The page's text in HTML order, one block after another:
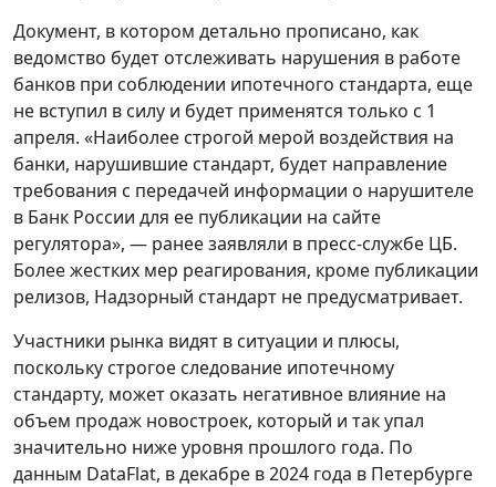
Документ, в котором детально прописано, как
ведомство будет отслеживать нарушения в работе
банков при соблюдении ипотечного стандарта, еще
не вступил в силу и будет применятся только с 1
апреля. «Наиболее строгой мерой воздействия на
банки, нарушившие стандарт, будет направление
требования с передачей информации о нарушителе
в Банк России для ее публикации на сайте
регулятора», — ранее заявляли в пресс-службе ЦБ.
Более жестких мер реагирования, кроме публикации
релизов, Надзорный стандарт не предусматривает.
Участники рынка видят в ситуации и плюсы,
поскольку строгое следование ипотечному
стандарту, может оказать негативное влияние на
объем продаж новостроек, который и так упал
значительно ниже уровня прошлого года. По
данным DataFlat, в декабре в 2024 года в Петербурге